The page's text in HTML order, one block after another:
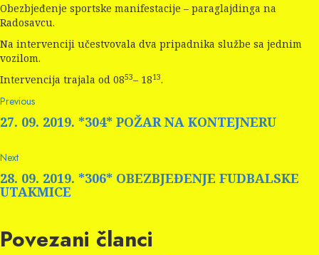
Obezbjeđenje sportske manifestacije – paraglajdinga na
Radosavcu.
Na intervenciji učestvovala dva pripadnika službe sa jednim
vozilom.
Intervencija trajala od 0853– 1813.
Continue
Reading
PreviousPrevious
post:
27. 09. 2019. *304* POŽAR NA KONTEJNERU
NextNext
post:
28. 09. 2019. *306* OBEZBJEĐENJE FUDBALSKE
UTAKMICE
Povezani članci